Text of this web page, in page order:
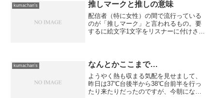
kumachan's 推しマークと推しの意味
配信者（特に女性）の間で流行っている
のが「推しマーク」と言われるもの。要
するに絵文字1文字をリスナーに付けさせ
ークにこだわる配信者...
kumachan's なんとかここまで…
ようやく熱も収まる気配を見せまして、
昨日は37℃台後半から38℃台前半を行っ
たり来たりだったのですが、今朝になっ